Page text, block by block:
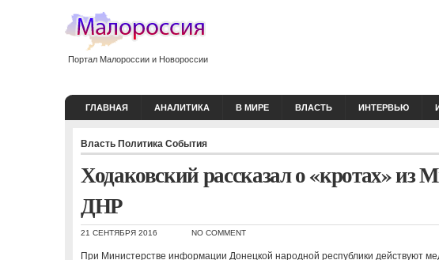
Портал Малороссии и Новороссии
ГЛАВНАЯ АНАЛИТИКА В МИРЕ ВЛАСТЬ ИНТЕРВЬЮ
Власть Политика События
Ходаковский рассказал о «кротах»
ДНР
21 СЕНТЯБРЯ 2016 NO COMMENT
При Министерстве информации Донецкой народной республики действуют